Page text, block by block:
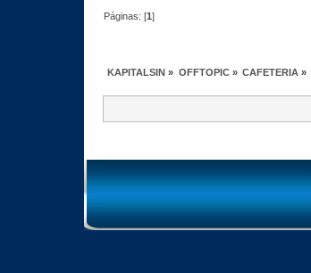
Páginas: [1]
KAPITALSIN » OFFTOPIC» CAFETERIA »